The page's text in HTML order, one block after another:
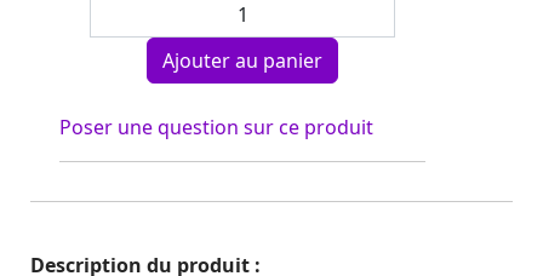
Poser une question sur ce produit
Description du produit :